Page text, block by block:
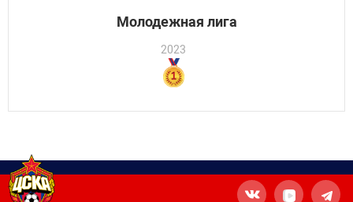
Молодежная лига
2023